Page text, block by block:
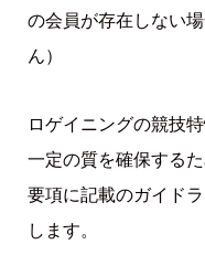
の会員が存在しない
ん）
ロゲイニングの競技
一定の質を確保する
要項に記載のガイド
します。